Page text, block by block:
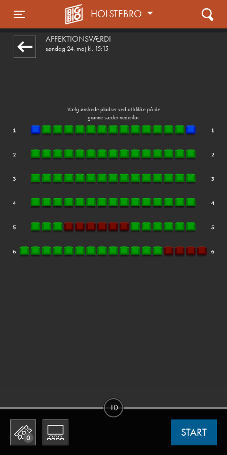
Toggle navigation
HOLSTEBRO
AFFEKTIONSVÆRDI
søndag 24. maj kl. 15:15
Vælg ønskede pladser ved at klikke på de
grønne sæder nedenfor.
0 START
10
1step-front02 070532